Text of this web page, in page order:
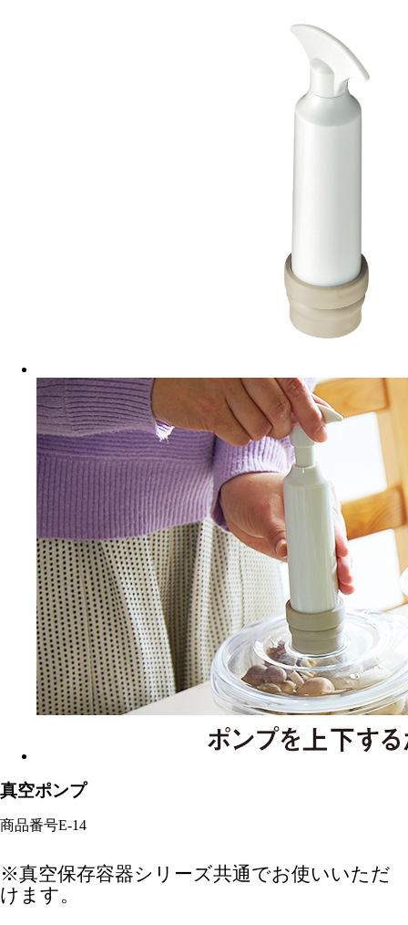
真空ポンプ
商品番号E-14
※真空保存容器シリーズ共通でお使いいただ
けます。